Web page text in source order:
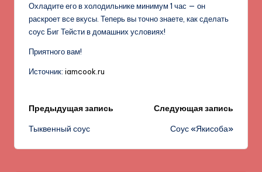
Охладите его в холодильнике минимум 1 час — он
раскроет все вкусы. Теперь вы точно знаете, как сделать
соус Биг Тейсти в домашних условиях!
Приятного вам!
Источник: iamcook.ru
Навигация
записи
Предыдущая запись
Тыквенный соус
Следующая запись
Соус «Якисоба»